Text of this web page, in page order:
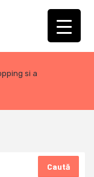
si a
Caută